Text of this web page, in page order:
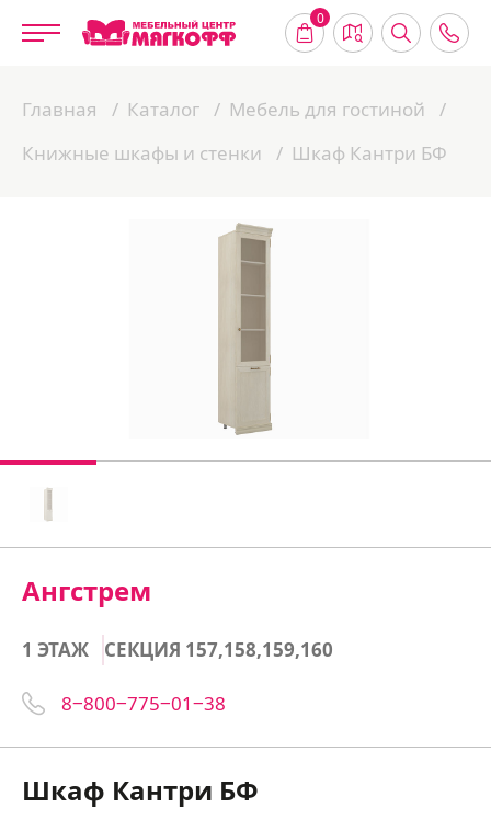
0
Главная Каталог
Мебель для гостиной
Книжные шкафы и стенки
Шкаф Кантри БФ
Ангстрем
1 ЭТАЖ СЕКЦИЯ 157,158,159,160
8‒800‒775‒01‒38
Шкаф Кантри БФ